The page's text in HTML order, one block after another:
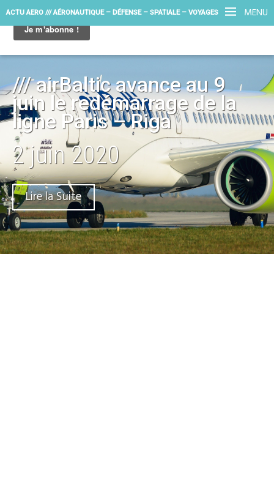
MENU
ACTU AERO /// AÉRONAUTIQUE – DÉFENSE – SPATIALE – VOYAGES
/// airBaltic avance au 9
juin le redémarrage de la
ligne Paris – Riga
2 juin 2020
Lire la Suite